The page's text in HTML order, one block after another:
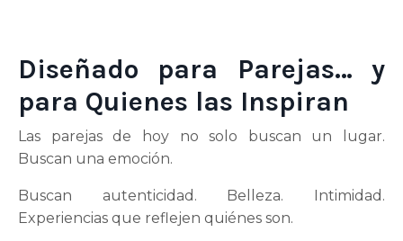
Diseñado para Parejas… y
para Quienes las Inspiran
Las parejas de hoy no solo buscan un lugar.
Buscan una emoción.
Buscan autenticidad. Belleza. Intimidad.
Experiencias que reflejen quiénes son.